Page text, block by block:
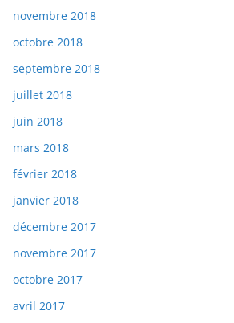
novembre 2018
octobre 2018
septembre 2018
juillet 2018
juin 2018
mars 2018
février 2018
janvier 2018
décembre 2017
novembre 2017
octobre 2017
avril 2017